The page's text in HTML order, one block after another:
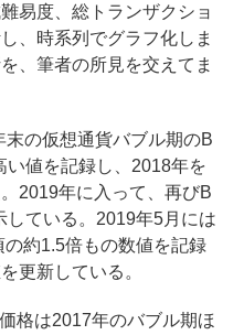
易度、総トランザクショ
、時系列でグラフ化しま
、筆者の所見を交えてま
の仮想通貨バブル期のB
値を記録し、2018年を
2019年に入って、再びB
ている。2019年5月には
約1.5倍もの数値を記録
更新している。
格は2017年のバブル期ほ